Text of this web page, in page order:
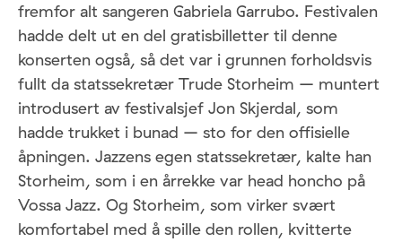
fremfor alt sangeren Gabriela Garrubo. Festivalen
hadde delt ut en del gratisbilletter til denne
konserten også, så det var i grunnen forholdsvis
fullt da statssekretær Trude Storheim – muntert
introdusert av festivalsjef Jon Skjerdal, som
hadde trukket i bunad – sto for den offisielle
åpningen. Jazzens egen statssekretær, kalte han
Storheim, som i en årrekke var head honcho på
Vossa Jazz. Og Storheim, som virker svært
komfortabel med å spille den rollen, kvitterte